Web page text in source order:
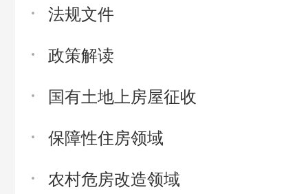
法规文件
政策解读
国有土地上房屋征收
保障性住房领域
农村危房改造领域